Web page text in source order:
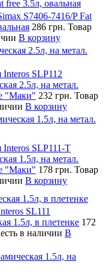
free 3.5л, овальная
S7406-7416/P Fat
286 грн. Товар
В корзину
2.5л, на метал.
SLP112
2.5л, на метал.
"Маки" 232 грн. Товар
В корзину
1.5л, на метал.
SLP111-T
1.5л, на метал.
"Маки" 178 грн. Товар
В корзину
1.5л, в плетенке
SL111
1.5л, в плетенке 172
в наличии В
1.5л, на